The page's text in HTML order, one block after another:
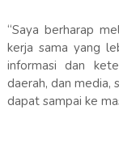
“Saya berharap
kerja sama yang
informasi dan
daerah, dan media,
dapat sampai ke